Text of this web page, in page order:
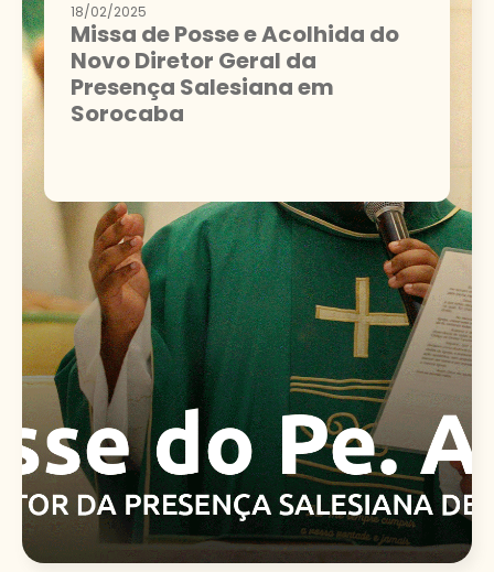
18/02/2025
Missa de Posse e Acolhida do
Novo Diretor Geral da
Presença Salesiana em
Sorocaba